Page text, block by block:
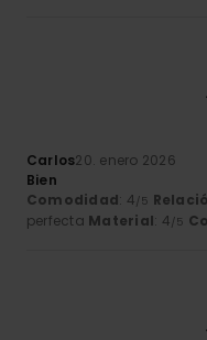
Carlos20. enero 2026
Bien
Comodidad: 4/5
perfecta Material: 4/5